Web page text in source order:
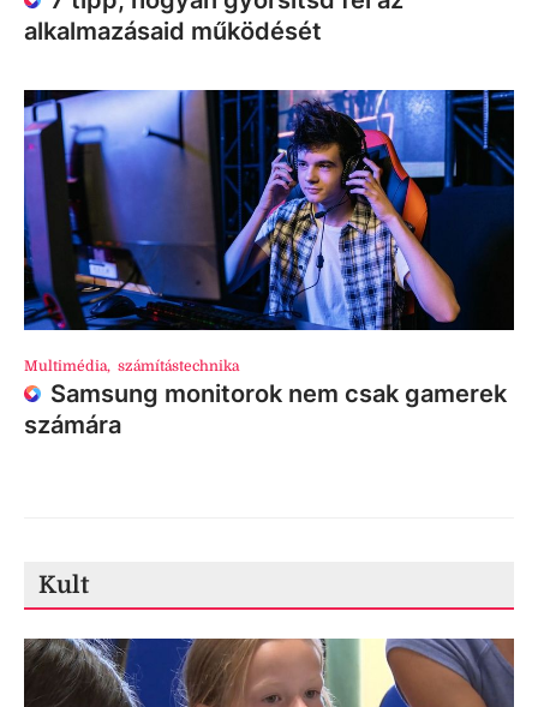
alkalmazásaid működését
Multimédia, számítástechnika
Samsung monitorok nem csak gamerek
számára
Kult